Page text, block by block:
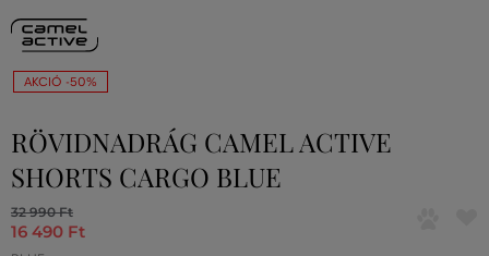
AKCIÓ -50%
RÖVIDNADRÁG CAMEL ACTIVE
SHORTS CARGO BLUE
32 990 Ft
16 490 Ft